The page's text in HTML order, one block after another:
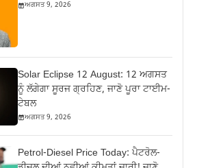
ਅਗਸਤ 9, 2026
Solar Eclipse 12 August: 12 ਅਗਸਤ
ਨੂੰ ਲੱਗੇਗਾ ਸੂਰਜ ਗ੍ਰਹਿਣ, ਜਾਣੋ ਪੂਰਾ ਟਾਈਮ-
ਟੇਬਲ
ਅਗਸਤ 9, 2026
Petrol-Diesel Price Today: ਪੈਟਰੋਲ-